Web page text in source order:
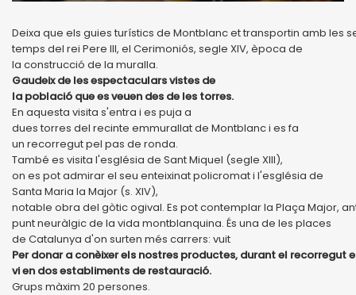
Deixa que els guies turístics de Montblanc et transportin amb les
temps del rei Pere III, el Cerimoniós, segle XIV, època de
la construcció de la muralla.
Gaudeix de les espectaculars vistes de
la població que es veuen des de les torres.
En aquesta visita s'entra i es puja a
dues torres del recinte emmurallat de Montblanc i es fa
un recorregut pel pas de ronda.
També es visita l'església de Sant Miquel (segle XIII),
on es pot admirar el seu enteixinat policromat i l'església de
Santa Maria la Major (s. XIV),
notable obra del gòtic ogival. Es pot contemplar la Plaça Major,
punt neuràlgic de la vida montblanquina. És una de les places
de Catalunya d'on surten més carrers: vuit
Per donar a conèixer els nostres productes, durant el
vi en dos establiments de restauració.
Grups màxim 20 persones.